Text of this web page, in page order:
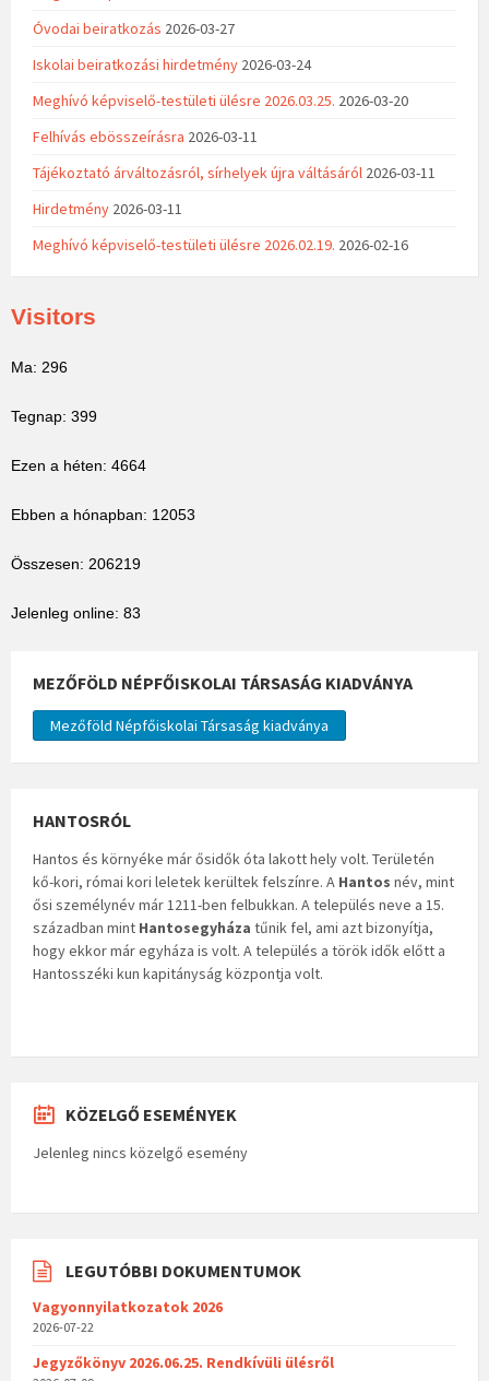
Óvodai beiratkozás 2026-03-27
Iskolai beiratkozási hirdetmény 2026-03-24
Meghívó képviselő-testületi ülésre 2026.03.25. 2026-03-20
Felhívás ebösszeírásra 2026-03-11
Tájékoztató árváltozásról, sírhelyek újra váltásáról 2026-03-11
Hirdetmény 2026-03-11
Meghívó képviselő-testületi ülésre 2026.02.19. 2026-02-16
Visitors
Ma: 296
Tegnap: 399
Ezen a héten: 4664
Ebben a hónapban: 12053
Összesen: 206219
Jelenleg online: 83
MEZŐFÖLD NÉPFŐISKOLAI TÁRSASÁG KIADVÁNYA
Mezőföld Népfőiskolai Társaság kiadványa
HANTOSRÓL
Hantos és környéke már ősidők óta lakott hely volt. Területén
kő-kori, római kori leletek kerültek felszínre. A Hantos név, mint
ősi személynév már 1211-ben felbukkan. A település neve a 15.
században mint Hantosegyháza tűnik fel, ami azt bizonyítja,
hogy ekkor már egyháza is volt. A település a török idők előtt a
Hantosszéki kun kapitányság központja volt.
KÖZELGŐ ESEMÉNYEK
Jelenleg nincs közelgő esemény
LEGUTÓBBI DOKUMENTUMOK
Vagyonnyilatkozatok 2026
2026-07-22
Jegyzőkönyv 2026.06.25. Rendkívüli ülésről